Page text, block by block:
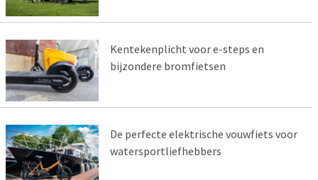
Kentekenplicht voor e-steps en
bijzondere bromfietsen
De perfecte elektrische vouwfiets voor
watersportliefhebbers